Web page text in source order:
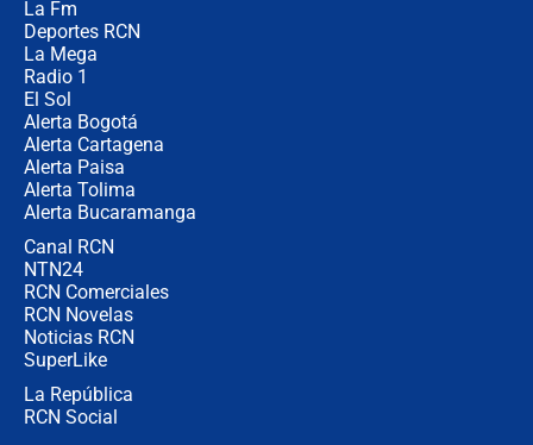
La Fm
Deportes RCN
La Mega
Radio 1
El Sol
Alerta Bogotá
Alerta Cartagena
Alerta Paisa
Alerta Tolima
Alerta Bucaramanga
Canal RCN
NTN24
RCN Comerciales
RCN Novelas
Noticias RCN
SuperLike
La República
RCN Social